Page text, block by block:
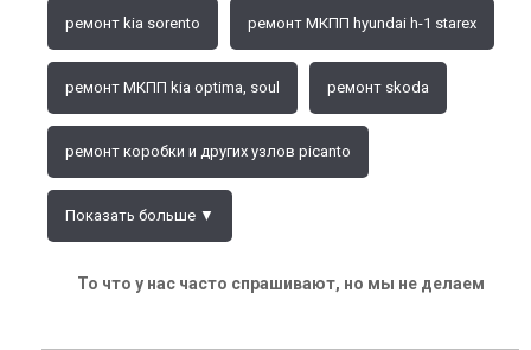
ремонт kia sorento ремонт МКПП hyundai h-1 starex
ремонт МКПП kia optima, soul ремонт skoda
ремонт коробки и других узлов picanto
Показать больше ▼
То что у нас часто спрашивают, но мы не делаем